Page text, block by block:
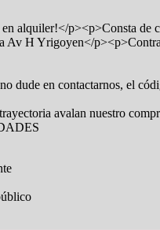
alquiler!</p><p>Consta de
Av H Yrigoyen</
dude en contactarnos, el
avalan nuestro